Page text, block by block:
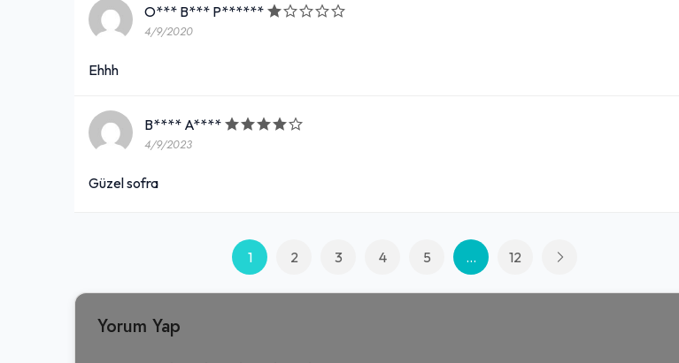
O*** B*** P******
4/9/2020
Ehhh
B**** A****
4/9/2023
Güzel sofra
1 2 3 4 5 ... 12
Yorum Yap